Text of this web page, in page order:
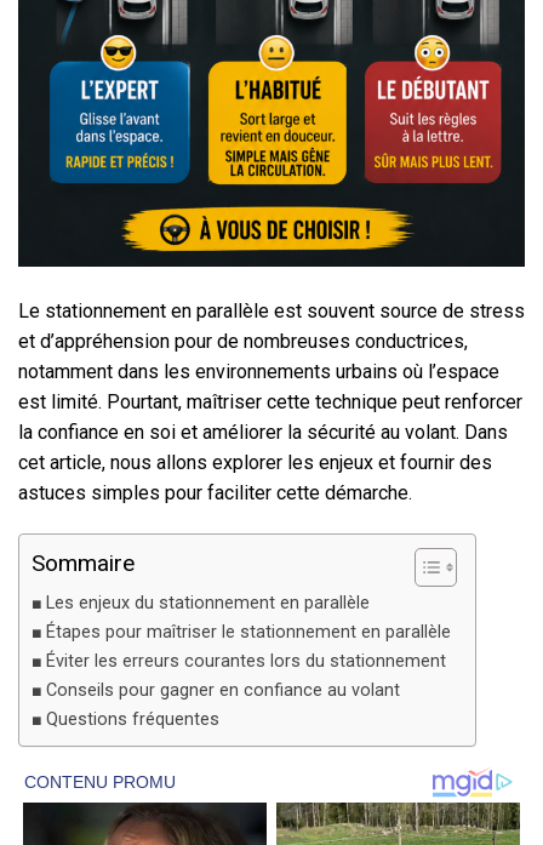
Le stationnement en parallèle est souvent source de stress
et d’appréhension pour de nombreuses conductrices,
notamment dans les environnements urbains où l’espace
est limité. Pourtant, maîtriser cette technique peut renforcer
la confiance en soi et améliorer la sécurité au volant. Dans
cet article, nous allons explorer les enjeux et fournir des
astuces simples pour faciliter cette démarche.
Sommaire
Les enjeux du stationnement en parallèle
Étapes pour maîtriser le stationnement en parallèle
Éviter les erreurs courantes lors du stationnement
Conseils pour gagner en confiance au volant
Questions fréquentes